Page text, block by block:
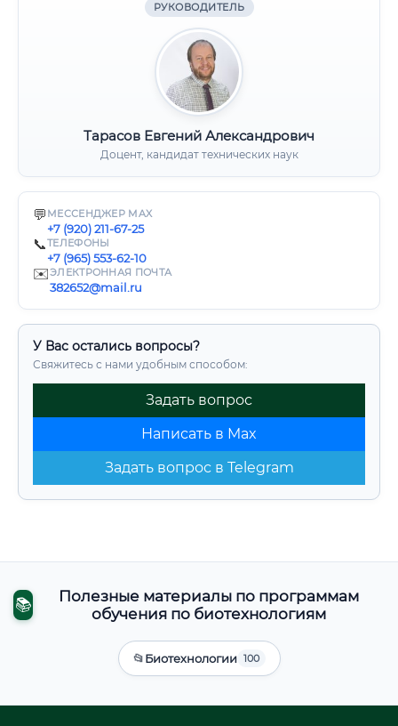
РУКОВОДИТЕЛЬ
Тарасов Евгений Александрович
Доцент, кандидат технических наук
💬 МЕССЕНДЖЕР MAX
+7 (920) 211-67-25
📞ТЕЛЕФОНЫ
+7 (965) 553-62-10
✉️ЭЛЕКТРОННАЯ ПОЧТА
382652@mail.ru
У Вас остались вопросы?
Свяжитесь с нами удобным способом:
Задать вопрос
Написать в Max
Задать вопрос в Telegram
📚
Полезные материалы по программам
обучения по биотехнологиям
📂Биотехнологии 100